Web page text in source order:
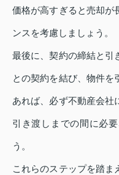
価格が高すぎると売却が
ンスを考慮しましょう。
最後に、契約の締結と引
との契約を結び、物件を
あれば、必ず不動産会社
引き渡しまでの間に必
う。
これらのステップを踏ま